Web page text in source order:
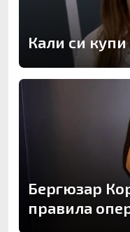
Кали си
Бергюзар
правила